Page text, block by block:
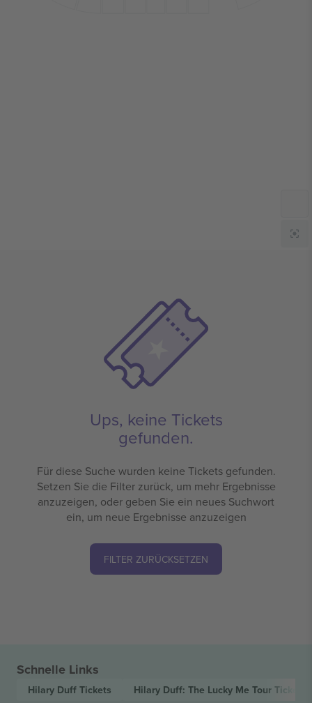
Ups, keine Tickets
gefunden.
Für diese Suche wurden keine Tickets gefunden.
Setzen Sie die Filter zurück, um mehr Ergebnisse
anzuzeigen, oder geben Sie ein neues Suchwort
ein, um neue Ergebnisse anzuzeigen
FILTER ZURÜCKSETZEN
Schnelle Links
Hilary Duff Tickets Hilary Duff: The Lucky Me Tour Tickets